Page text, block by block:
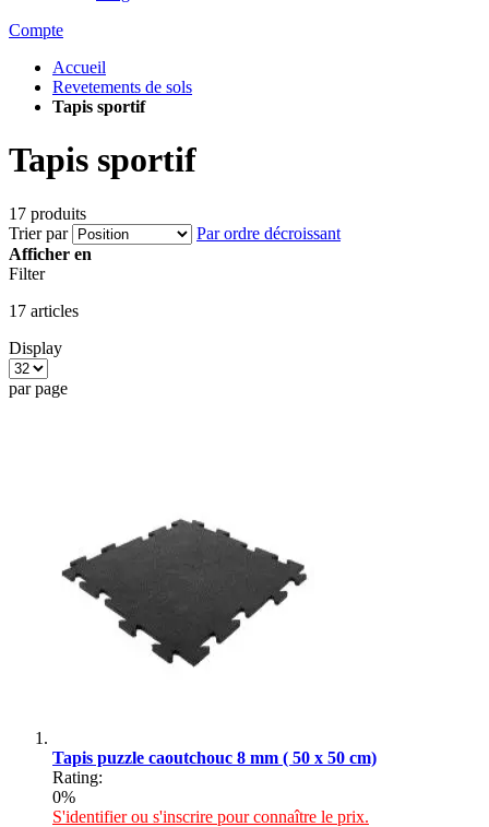
Compte
Accueil
Revetements de sols
Tapis sportif
Tapis sportif
17 produits
Trier par
Par ordre décroissant
Afficher en
Filter
17 articles
Display
par page
Tapis puzzle caoutchouc 8 mm ( 50 x 50 cm)
Rating:
0%
S'identifier ou s'inscrire pour connaître le prix.